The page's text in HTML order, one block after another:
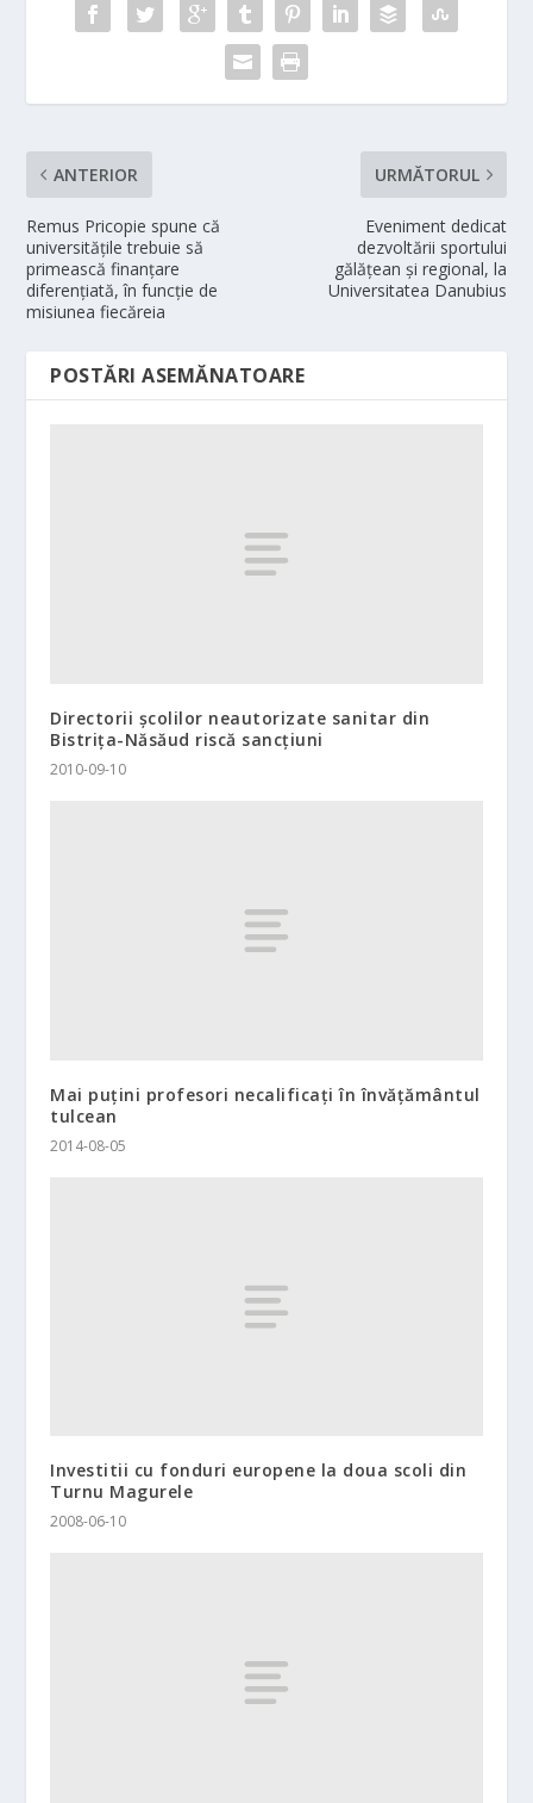
ANTERIOR
Remus Pricopie spune că
universităţile trebuie să
primească finanţare
diferenţiată, în funcţie de
misiunea fiecăreia
URMĂTORUL
Eveniment dedicat
dezvoltării sportului
gălățean și regional, la
Universitatea Danubius
POSTĂRI ASEMĂNATOARE
Directorii şcolilor neautorizate sanitar din
Bistriţa-Năsăud riscă sancţiuni
2010-09-10
Mai puţini profesori necalificaţi în învăţământul
tulcean
2014-08-05
Investitii cu fonduri europene la doua scoli din
Turnu Magurele
2008-06-10